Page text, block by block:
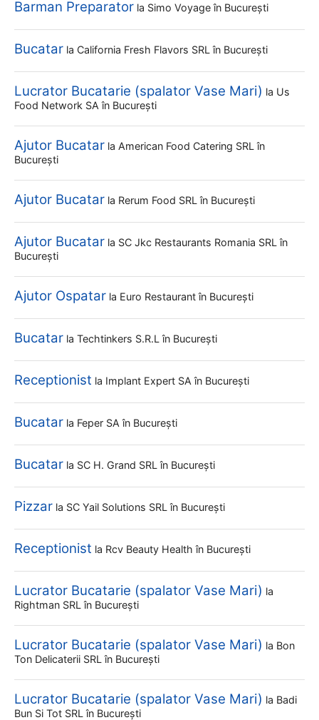
Barman Preparator la Simo Voyage în București
Bucatar la California Fresh Flavors SRL în București
Lucrator Bucatarie (spalator Vase Mari) la Us
Food Network SA în București
Ajutor Bucatar la American Food Catering SRL în
București
Ajutor Bucatar la Rerum Food SRL în București
Ajutor Bucatar la SC Jkc Restaurants Romania SRL în
București
Ajutor Ospatar la Euro Restaurant în București
Bucatar la Techtinkers S.r.l în București
Receptionist la Implant Expert SA în București
Bucatar la Feper SA în București
Bucatar la SC H. Grand SRL în București
Pizzar la SC Yail Solutions SRL în București
Receptionist la Rcv Beauty Health în București
Lucrator Bucatarie (spalator Vase Mari) la
Rightman SRL în București
Lucrator Bucatarie (spalator Vase Mari) la Bon
Ton Delicaterii SRL în București
Lucrator Bucatarie (spalator Vase Mari) la Badi
Bun Si Tot SRL în București